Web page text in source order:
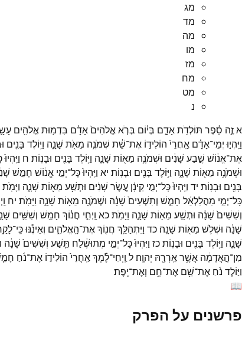
מג
מד
מה
מו
מז
מח
מט
נ
אזֶ֣ה סֵ֔פֶר תּוֹלְדֹ֖תאָדָ֑ם בְּי֗וֹם בְּרֹ֤אאֱלֹהִים֙אָדָ֔ם בִּדְמ֥וּתאֱלֹהִ֖ים
וַיִּֽהְי֣וּ יְמֵי־אָדָ֗ם אַֽחֲרֵי֙ הוֹלִיד֣וֹ אֶת־שֵׁ֔ת שְׁמֹנֶ֥ה מֵאֹ֖ת שָׁנָ֑ה וַיּ֥וֹלֶד בָּנִ֖ים
אֶת־אֱנ֔וֹשׁ שֶׁ֣בַע שָׁנִ֔ים וּשְׁמֹנֶ֥ה מֵא֖וֹת שָׁנָ֑ה וַיּ֥וֹלֶד בָּנִ֖ים וּבָנֽוֹת׃ ח וַיִּֽהְיוּ֙
וּשְׁמֹנֶ֥ה מֵא֖וֹת שָׁנָ֑ה וַיּ֥וֹלֶד בָּנִ֖ים וּבָנֽוֹת׃ יא וַיִּֽהְיוּ֙כָּל־יְמֵ֣י אֱנ֔וֹשׁ חָמֵ֣שׁ
בָּנִ֖ים וּבָנֽוֹת׃ יד וַיִּֽהְיוּ֙כָּל־יְמֵ֣י קֵינָ֔ן עֶ֣שֶׂר שָׁנִ֔ים וּתְשַׁ֥ע מֵא֖וֹת שָׁנָ֑ה וַיָּמֹֽת׃
כָּל־יְמֵ֣י מַהֲלַלְאֵ֔ל חָמֵ֤שׁ וְתִשְׁעִים֙ שָׁנָ֔ה וּשְׁמֹנֶ֥ה מֵא֖וֹת שָׁנָ֑ה וַיָּמֹֽת׃ יח
וְשִׁשִּׁים֙ שָׁנָ֔ה וּתְשַׁ֥ע מֵא֖וֹת שָׁנָ֑ה וַיָּמֹֽת׃כא וַֽיְחִ֣י חֲנ֔וֹךְ חָמֵ֥שׁ וְשִׁשִּׁ֖ים
שָׁנָ֔ה וּשְׁלֹ֥שׁ מֵא֖וֹת שָׁנָֽה׃ כד וַיִּתְהַלֵּ֥ךְ חֲנ֖וֹךְאֶת־הָֽאֱלֹהִ֑ים וְאֵינֶ֕נּוּכִּֽי־
שָׁנָ֑ה וַיּ֥וֹלֶד בָּנִ֖ים וּבָנֽוֹת׃כז וַיִּהְיוּ֙כָּל־יְמֵ֣י מְתוּשֶׁ֔לַח תֵּ֤שַׁע וְשִׁשִּׁים֙ שָׁנָ֔ה
מִן־הָ֣אֲדָמָ֔ה אֲשֶׁ֥ראֵֽרְרָ֖הּ יְהוָֽה׃ ל וַֽיְחִי־לֶ֗מֶךְאַֽחֲרֵי֙ הוֹלִיד֣וֹ אֶת־נֹ֔חַ
וַיּ֣וֹלֶד נֹ֔חַ אֶת־שֵׁ֖ם אֶת־חָ֥ם וְאֶת־יָֽפֶת׃
📖
פרשנים על הפרק